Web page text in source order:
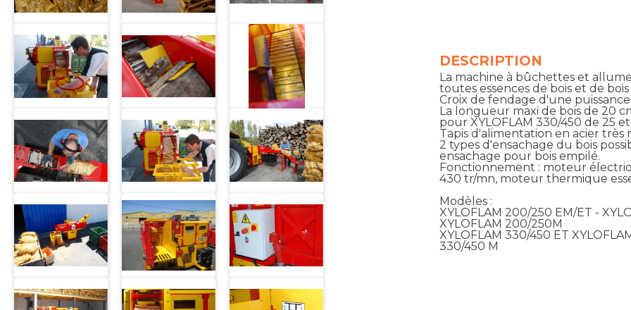
DESCRIPTION
La machine à bûchettes et
toutes essences de bois et de
Croix de fendage d'une
La longueur maxi de bois de 20
pour XYLOFLAM 330/450 de 25
Tapis d'alimentation en acier
2 types d'ensachage du bois
ensachage pour bois empilé.
Fonctionnement : moteur
430 tr/mn, moteur thermique
Modèles :
XYLOFLAM 200/250 EM/ET -
XYLOFLAM 200/250M
XYLOFLAM 330/450 ET
330/450 M